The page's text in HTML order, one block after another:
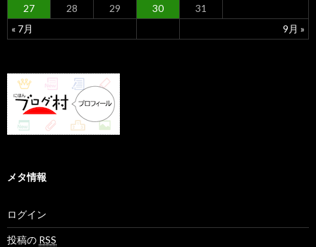
« 7月 9月 »
27
28 29 30 31
メタ情報
ログイン
投稿の RSS